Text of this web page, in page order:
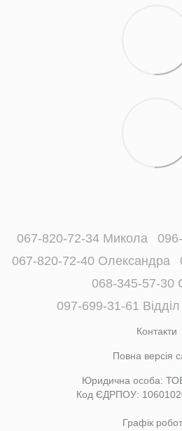
067-820-72-34 Микола
067-820-72-40 Олександра
068-345-57-30
097-699-31-61
Контакти
Повна версія
Юридична особа:
Код ЄДРПОУ:
Графік